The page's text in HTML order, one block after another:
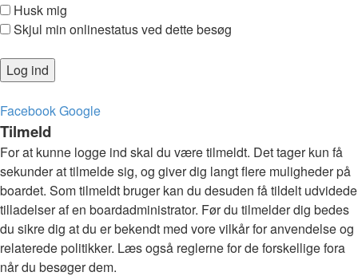
Husk mig
Skjul min onlinestatus ved dette besøg
FacebookGoogle
Tilmeld
For at kunne logge ind skal du være tilmeldt. Det tager kun få
sekunder at tilmelde sig, og giver dig langt flere muligheder på
boardet. Som tilmeldt bruger kan du desuden få tildelt udvidede
tilladelser af en boardadministrator. Før du tilmelder dig bedes
du sikre dig at du er bekendt med vore vilkår for anvendelse og
relaterede politikker. Læs også reglerne for de forskellige fora
når du besøger dem.